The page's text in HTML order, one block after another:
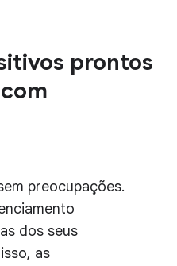
prontos
preocupações.
dos seus
as